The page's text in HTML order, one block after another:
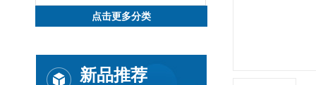
点击更多分类
新品推荐